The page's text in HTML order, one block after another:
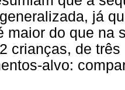
já
maior do que na
crianças, de
alvo: